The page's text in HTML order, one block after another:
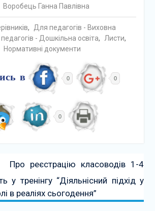
Воробець Ганна Павлівна
,
Для педагогів - Виховна
- Дошкільна освіта, Листи,
Нормативні документи
в 0 0
0
Попередній:
Про реєстрацію класоводів 1-4
у тренінгу “Діяльнісний підхід у
в реаліях сьогодення”